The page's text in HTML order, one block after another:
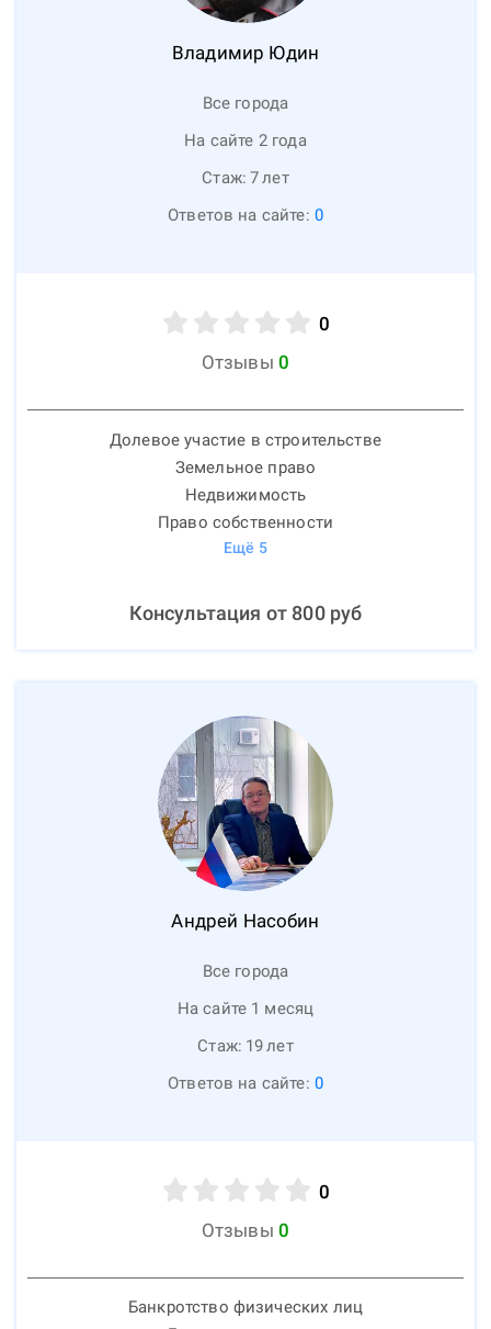
Владимир Юдин
Все города
На сайте 2 года
Стаж: 7лет
Ответов на сайте: 0
0
Отзывы 0
Долевое участие в строительстве
Земельное право
Недвижимость
Право собственности
Ещё 5
Консультация от 800руб
Андрей Насобин
Все города
На сайте 1 месяц
Стаж: 19лет
Ответов на сайте: 0
0
Отзывы 0
Банкротство физических лиц